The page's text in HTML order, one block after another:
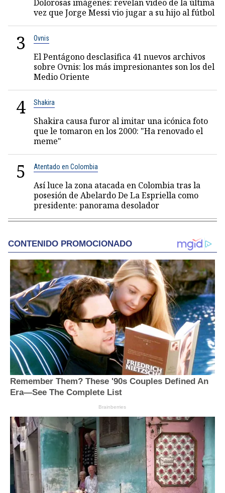
Dolorosas imágenes: revelan video de la última
vez que Jorge Messi vio jugar a su hijo al fútbol
3 Ovnis
El Pentágono desclasifica 41 nuevos archivos
sobre Ovnis: los más impresionantes son los del
Medio Oriente
4 Shakira
Shakira causa furor al imitar una icónica foto
que le tomaron en los 2000: "Ha renovado el
meme"
5 Atentado en Colombia
Así luce la zona atacada en Colombia tras la
posesión de Abelardo De La Espriella como
presidente: panorama desolador